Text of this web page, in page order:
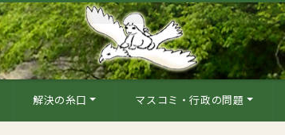
解決の糸口 マスコミ・行政の問題